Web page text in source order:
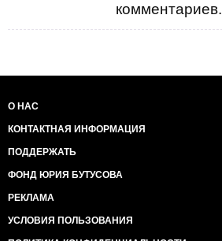
комментариев.
О НАС
КОНТАКТНАЯ ИНФОРМАЦИЯ
ПОДДЕРЖАТЬ
ФОНД ЮРИЯ БУТУСОВА
РЕКЛАМА
УСЛОВИЯ ПОЛЬЗОВАНИЯ